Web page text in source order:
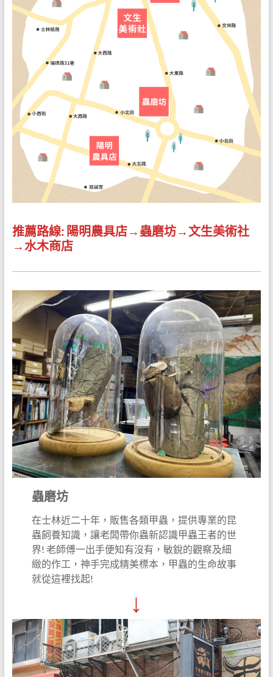
推薦路線: 陽明農具店→蟲磨坊→文生美術社
→水木商店
蟲磨坊
在士林近二十年，販售各類甲蟲，提供專業的昆
蟲飼養知識，讓老闆帶你蟲新認識甲蟲王者的世
界! 老師傅一出手便知有沒有，敏銳的觀察及細
緻的作工，神手完成精美標本，甲蟲的生命故事
就從這裡找起!
↓